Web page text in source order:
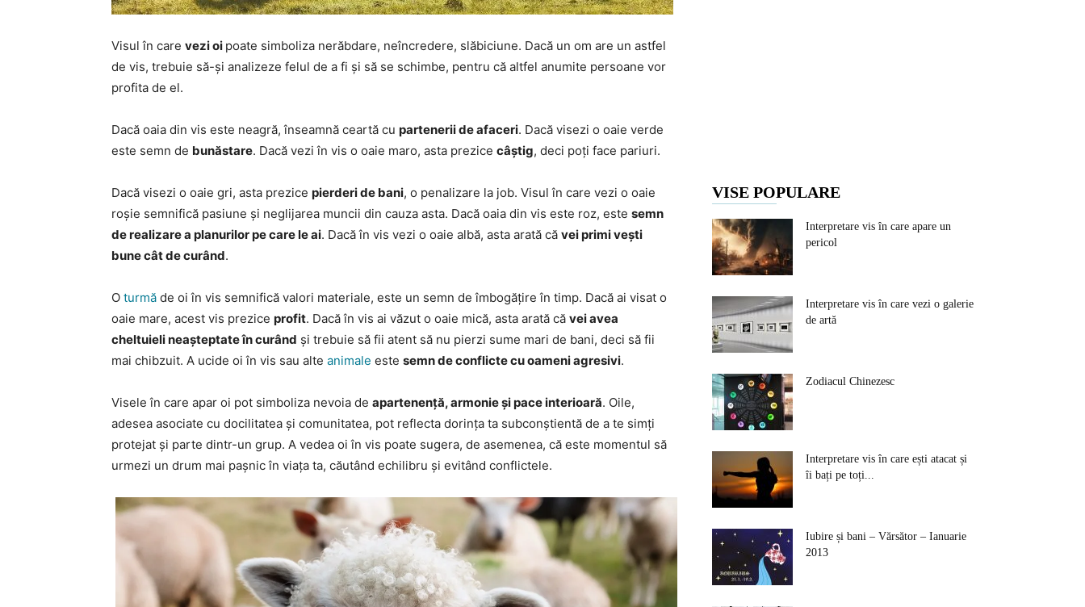
Visul în care vezi oi poate simboliza nerăbdare, neîncredere, slăbiciune. Dacă un om are un astfel
de vis, trebuie să-și analizeze felul de a fi și să se schimbe, pentru că altfel anumite persoane vor
profita de el.
Dacă oaia din vis este neagră, înseamnă ceartă cu partenerii de afaceri. Dacă visezi o oaie verde
este semn de bunăstare. Dacă vezi în vis o oaie maro, asta prezice câștig, deci poți face pariuri.
Dacă visezi o oaie gri, asta prezice pierderi de bani, o penalizare la job. Visul în care vezi o oaie
roșie semnifică pasiune și neglijarea muncii din cauza asta. Dacă oaia din vis este roz, este semn
de realizare a planurilor pe care le ai. Dacă în vis vezi o oaie albă, asta arată că vei primi vești
bune cât de curând.
O turmă de oi în vis semnifică valori materiale, este un semn de îmbogățire în timp. Dacă ai visat o
oaie mare, acest vis prezice profit. Dacă în vis ai văzut o oaie mică, asta arată că vei avea
cheltuieli neașteptate în curând și trebuie să fii atent să nu pierzi sume mari de bani, deci să fii
mai chibzuit. A ucide oi în vis sau alte animale este semn de conflicte cu oameni agresivi.
Visele în care apar oi pot simboliza nevoia de apartenență, armonie și pace interioară. Oile,
adesea asociate cu docilitatea și comunitatea, pot reflecta dorința ta subconștientă de a te simți
protejat și parte dintr-un grup. A vedea oi în vis poate sugera, de asemenea, că este momentul să
urmezi un drum mai pașnic în viața ta, căutând echilibru și evitând conflictele.
VISE POPULARE
Interpretare vis în care apare un
pericol
Interpretare vis în care vezi o galerie
de artă
Zodiacul Chinezesc
Interpretare vis în care ești atacat și
îi bați pe toți...
Iubire și bani – Vărsător – Ianuarie
2013